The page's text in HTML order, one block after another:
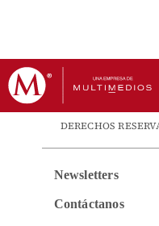
DERECHOS
Newsletters
Contáctanos